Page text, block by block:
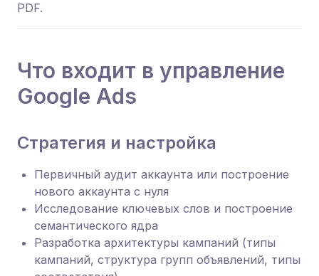
PDF.
Что входит в управление
Google Ads
Стратегия и настройка
Первичный аудит аккаунта или построение
нового аккаунта с нуля
Исследование ключевых слов и построение
семантического ядра
Разработка архитектуры кампаний (типы
кампаний, структура групп объявлений, типы